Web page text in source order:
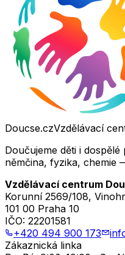
Doucse.czVzdělávací
Doučujeme děti i
němčina, fyzika, chemie
Vzdělávací centrum
Korunní 2569/108,
101 00 Praha 10
IČO: 22201581
+420 494 900 173
Zákaznická linka